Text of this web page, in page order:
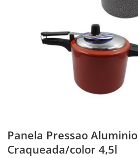
Panela Pressao Aluminio
Craqueada/color 4,5l